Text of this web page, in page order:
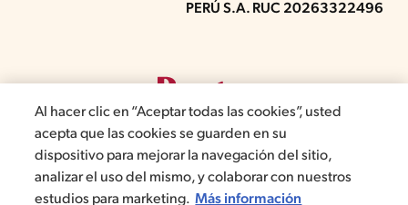
PERÚ S.A. RUC 20263322496
©2019, Nestlé. Marcas registradas por Société del Produits Nestlé,
Al hacer clic en “Aceptar todas las cookies”, usted
acepta que las cookies se guarden en su
dispositivo para mejorar la navegación del sitio,
analizar el uso del mismo, y colaborar con nuestros
estudios para marketing. Más información